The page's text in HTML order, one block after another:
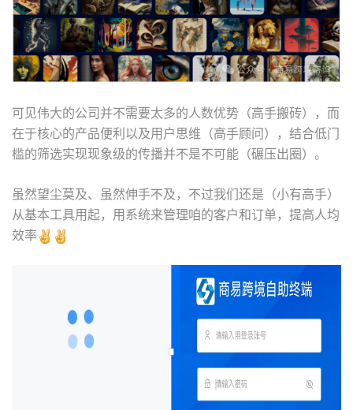
可见伟大的公司并不需要太多的人数优势（高手搬砖），而
在于核心的产品便利以及用户思维（高手顾问），结合低门
槛的筛选实现现象级的传播并不是不可能（碾压出圈）。
虽然望尘莫及、虽然伸手不及，不过我们还是（小有高手）
从基本工具用起，用系统来管理咱的客户和订单，提高人均
效率